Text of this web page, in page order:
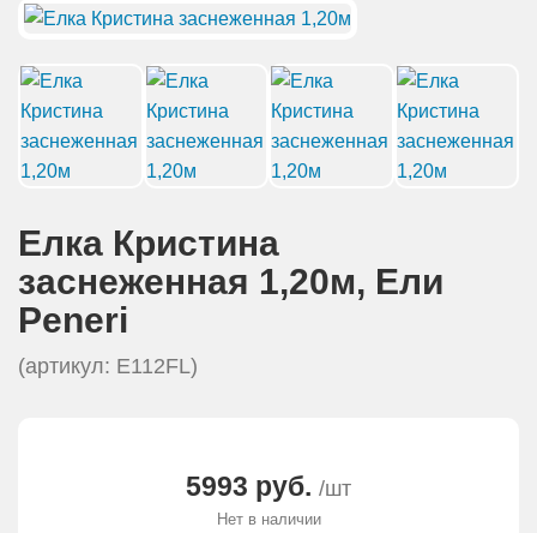
Елка Кристина
заснеженная 1,20м, Eли
Peneri
(артикул: E112FL)
5993 руб. /шт
Нет в наличии
ДОСТАВКА В РЕГИОНЫ
ДОСТАВКА
ОПЛАТА
РЕКВИЗИТЫ
О КОМПАНИИ